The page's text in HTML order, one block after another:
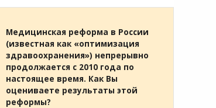
Медицинская реформа в России
(известная как «оптимизация
здравоохранения») непрерывно
продолжается с 2010 года по
настоящее время. Как Вы
оцениваете результаты этой
реформы?